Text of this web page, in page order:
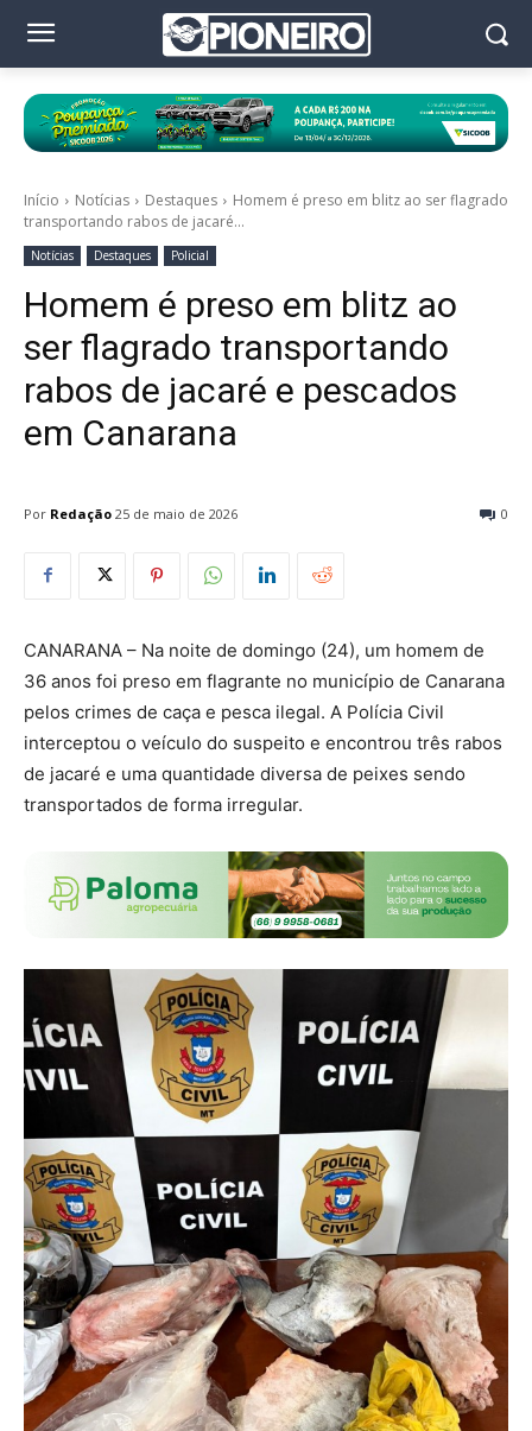
Início Notícias Destaques
Homem é preso em blitz ao ser flagrado
transportando rabos de jacaré...
Notícias Destaques Policial
Homem é preso em blitz ao
ser flagrado transportando
rabos de jacaré e pescados
em Canarana
Por Redação 0
25 de maio de 2026
CANARANA – Na noite de domingo (24), um homem de
36 anos foi preso em flagrante no município de Canarana
pelos crimes de caça e pesca ilegal. A Polícia Civil
interceptou o veículo do suspeito e encontrou três rabos
de jacaré e uma quantidade diversa de peixes sendo
transportados de forma irregular.